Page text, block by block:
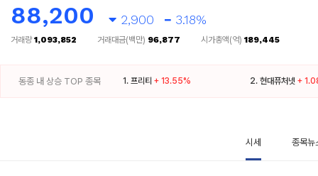
88,200 2,900 3.18%
거래량1,093,852 거래대금(백만) 96,877 시가총액(억) 189,445
동종 내 상승 TOP 종목 1. 프리티 + 13.55% 2. 현대퓨처넷 +
시세 종목뉴